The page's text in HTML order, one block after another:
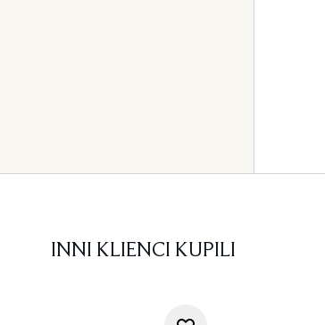
INNI KLIENCI KUPILI